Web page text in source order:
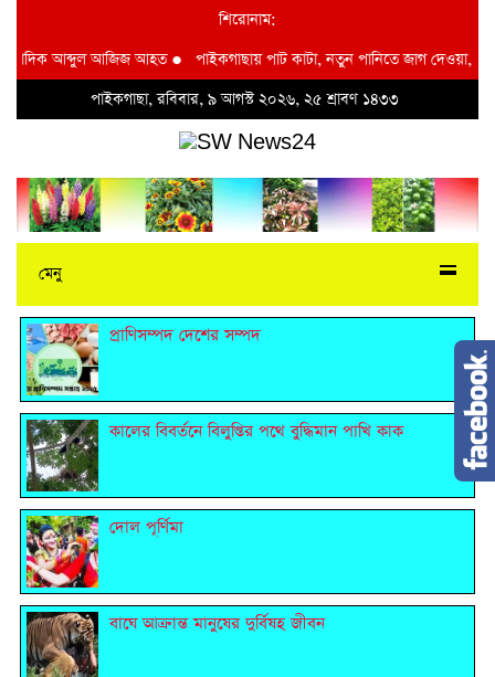
শিরোনাম:
আব্দুল আজিজ আহত●পাইকগাছায় পাট কাটা, নতুন পানিতে জাগ দেওয়া, ধোয়া
পাইকগাছা, রবিবার, ৯ আগস্ট ২০২৬, ২৫ শ্রাবণ ১৪৩৩
মেনু
প্রাণিসম্পদ দেশের সম্পদ
কালের বিবর্তনে বিলুপ্তির পথে বুদ্ধিমান পাখি কাক
দোল পূর্ণিমা
বাঘে আক্রান্ত মানুষের দুর্বিষহ জীবন